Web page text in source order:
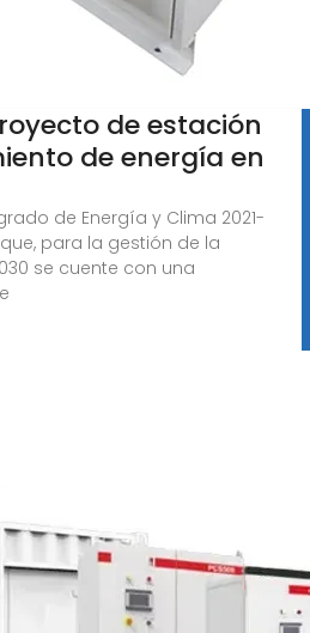
de estación
de energía en
de Energía y Clima 2021-
para la gestión de la
se cuente con una